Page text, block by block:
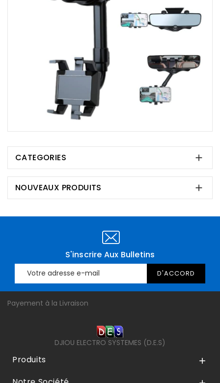
CATEGORIES 
NOUVEAUX PRODUITS 
S'inscrire Aux Bulletins
Payement à la Livraison
DJIOU ELECTRO SYSTEMES (D.E.S)
Produits 